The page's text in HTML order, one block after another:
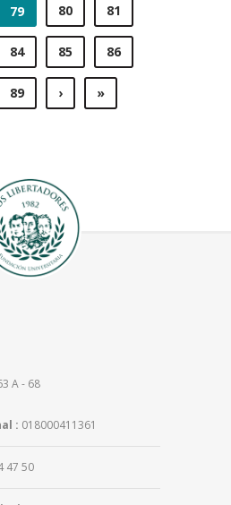
79 80 81
84 85 86
89 › »
A - 68
: 018000411361
47 50